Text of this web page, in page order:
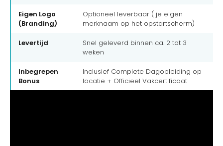
Eigen Logo
(Branding)
Optioneel leverbaar ( je eigen
merknaam op het opstartscherm)
Levertijd
Snel geleverd binnen ca. 2 tot 3
weken
Inbegrepen
Bonus
Inclusief Complete Dagopleiding op
locatie + Officieel Vakcertificaat